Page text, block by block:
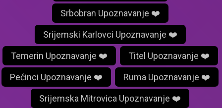
Srbobran Upoznavanje ❤️
Srijemski Karlovci Upoznavanje ❤️
Temerin Upoznavanje ❤️ Titel Upoznavanje ❤️
Pećinci Upoznavanje ❤️ Ruma Upoznavanje ❤️
Srijemska Mitrovica Upoznavanje ❤️